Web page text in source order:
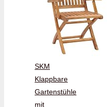
SKM
Klappbare
Gartenstühle
mit